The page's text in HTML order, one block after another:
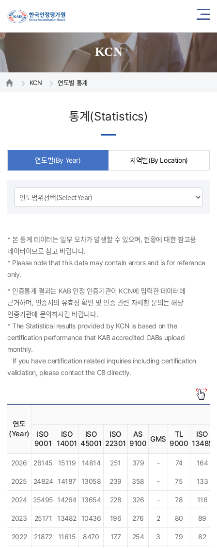
KCN
KCN 연도별 통계
통계(Statistics)
연도별(By Year) 지역별(By Location)
(
S
e
l
e
t
Y
e
a
r
* 본 통계 데이터는 일부 오차가 발생할 수 있으며, 현황에 대한 참고용
데이터이므로 참고 바랍니다.
* Please note that this data may contain errors and is for reference
only.
* 인증통계 결과는 KAB 인정 인증기관이 KCN에 입력한 데이터에
근거하며, 인증서의 유효성 확인 및 인증 관련 자세한 문의는 해당
인증기관에 문의하시길 바랍니다.
* The Statistical results provided by KCN is based on the
certification performance that KAB accredited CABs upload
monthly.
If you have certification related inquiries including certification
validation, please contact the CB directly.
연도
(Year)
ISO
9001
ISO
14001
ISO
45001
ISO
22301
AS
9100 GMS
TL
9000
ISO
13485
2026 26145 15119 14814 251 379 - 74 164
2025 24824 14187 13058 239 358 - 75 133
2024 25495 14264 13654 228 326 - 78 116
2023 25171 13482 10436 196 276 2 80 89
2022 21872 11615 8470 177 254 3 79 82